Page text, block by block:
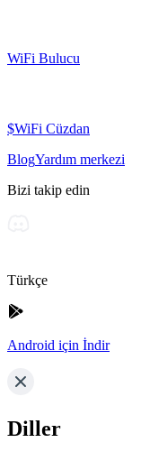
WiFi Bulucu
$WiFi Cüzdan
BlogYardım merkezi
Bizi takip edin
Türkçe
Android için İndir
Diller